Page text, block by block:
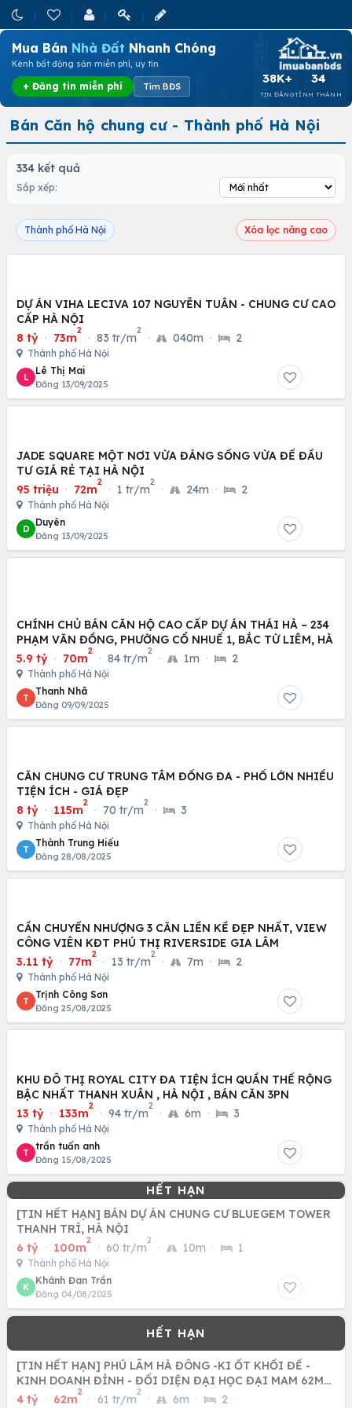
Mua Bán Nhà Đất Nhanh Chóng
Kênh bất động sản miễn phí, uy tín
+ Đăng tin miễn phí Tìm BĐS
38K+
TIN ĐĂNG
34
TỈNH THÀNH
Bán Căn hộ chung cư - Thành phố Hà Nội
334 kết quả
Sắp xếp:
Thành phố Hà Nội Xóa lọc nâng cao
DỰ ÁN VIHA LECIVA 107 NGUYỄN TUÂN - CHUNG CƯ CAO
CẤP HÀ NỘI
8 tỷ · 73m
2
· 83 tr/m
2
· 040m · 2
Thành phố Hà Nội
L
Lê Thị Mai
Đăng 13/09/2025
JADE SQUARE MỘT NƠI VỪA ĐÁNG SỐNG VỪA ĐỂ ĐẦU
TƯ GIÁ RẺ TẠI HÀ NỘI
95 triệu · 72m
2
· 1 tr/m
2
· 24m · 2
Thành phố Hà Nội
D
Duyên
Đăng 13/09/2025
CHÍNH CHỦ BÁN CĂN HỘ CAO CẤP DỰ ÁN THÁI HÀ – 234
PHẠM VĂN ĐỒNG, PHƯỜNG CỔ NHUẾ 1, BẮC TỪ LIÊM, HÀ
5.9 tỷ · 70m
2
· 84 tr/m
2
· 1m · 2
Thành phố Hà Nội
T
Thanh Nhã
Đăng 09/09/2025
CĂN CHUNG CƯ TRUNG TÂM ĐỐNG ĐA - PHỐ LỚN NHIỀU
TIỆN ÍCH - GIÁ ĐẸP
8 tỷ · 115m
2
· 70 tr/m
2
· 3
Thành phố Hà Nội
T
Thành Trung Hiếu
Đăng 28/08/2025
CẦN CHUYỂN NHƯỢNG 3 CĂN LIỀN KỀ ĐẸP NHẤT, VIEW
CÔNG VIÊN KĐT PHÚ THỊ RIVERSIDE GIA LÂM
3.11 tỷ · 77m
2
· 13 tr/m
2
· 7m · 2
Thành phố Hà Nội
T
Trịnh Công Sơn
Đăng 25/08/2025
KHU ĐÔ THỊ ROYAL CITY ĐA TIỆN ÍCH QUẦN THỂ RỘNG
BẬC NHẤT THANH XUÂN , HÀ NỘI , BÁN CĂN 3PN
13 tỷ · 133m
2
· 94 tr/m
2
· 6m · 3
Thành phố Hà Nội
T
trần tuấn anh
Đăng 15/08/2025
[TIN HẾT HẠN] BÁN DỰ ÁN CHUNG CƯ BLUEGEM TOWER
THANH TRÌ, HÀ NỘI
6 tỷ · 100m
2
· 60 tr/m
2
· 10m · 1
Thành phố Hà Nội
K
Khánh Đan Trần
Đăng 04/08/2025
[TIN HẾT HẠN] PHÚ LÃM HÀ ĐÔNG -KI ỐT KHỐI ĐẾ -
KINH DOANH ĐỈNH - ĐỐI DIỆN ĐẠI HỌC ĐẠI MAM 62M
CHỈ NHỈNH 4 TỶ
4 tỷ · 62m
2
· 61 tr/m
2
· 6m · 2